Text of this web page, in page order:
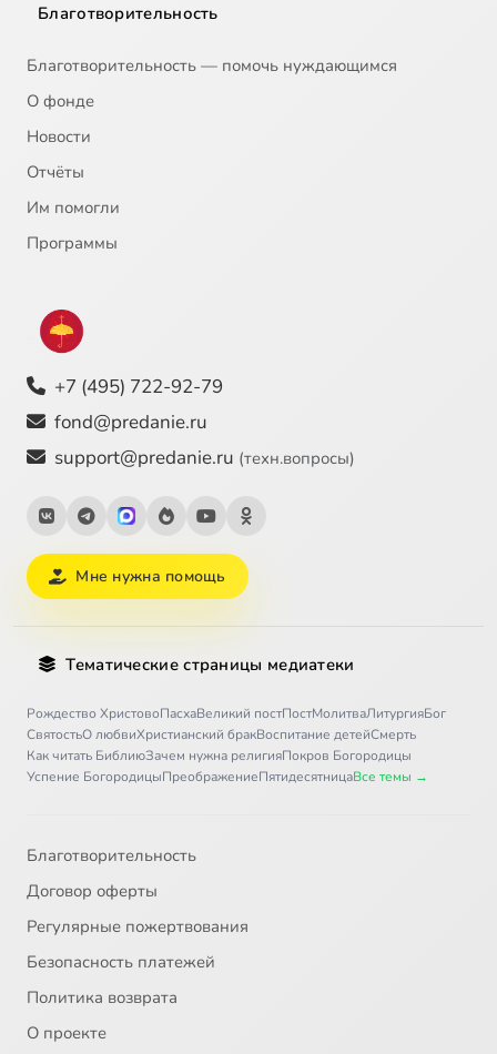
Благотворительность
Благотворительность — помочь нуждающимся
О фонде
Новости
Отчёты
Им помогли
Программы
+7 (495) 722-92-79
fond@predanie.ru
support@predanie.ru (техн.вопросы)
Мне нужна помощь
Тематические страницы медиатеки
Рождество ХристовоПасхаВеликий постПостМолитваЛитургияБог
СвятостьО любвиХристианский бракВоспитание детейСмерть
Как читать БиблиюЗачем нужна религияПокров Богородицы
Успение БогородицыПреображениеПятидесятницаВсе темы →
Благотворительность
Договор оферты
Регулярные пожертвования
Безопасность платежей
Политика возврата
О проекте